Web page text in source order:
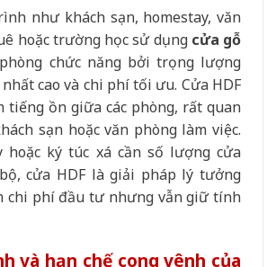
như khách sạn, homestay, văn
hoặc trường học sử dụng cửa gỗ
chức năng bởi trọng lượng
cao và chi phí tối ưu. Cửa HDF
tiếng ồn giữa các phòng, rất quan
sạn hoặc văn phòng làm việc.
hoặc ký túc xá cần số lượng cửa
cửa HDF là giải pháp lý tưởng
chi phí đầu tư nhưng vẫn giữ tính
và hạn chế cong vênh của